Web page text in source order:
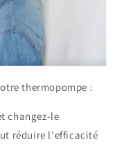
thermopompe :
changez-le
réduire l'efficacité